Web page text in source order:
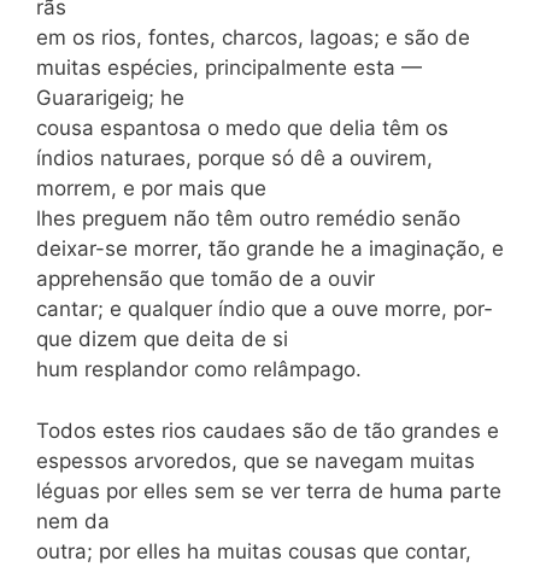
rãs
em os rios, fontes, charcos, lagoas; e são de
mui­tas espécies, principalmente esta —
Guararigeig; he
cousa espantosa o medo que del­ia têm os
índios naturaes, porque só dê a ouvirem,
morrem, e por mais que
lhes pre­guem não têm outro remédio senão
deixar-se morrer, tão grande he a imaginação, e
apprehensão que tomão de a ouvir
cantar; e qualquer índio que a ouve morre, por­
que dizem que deita de si
hum resplandor como relâmpago.
Todos estes rios caudaes são de tão grandes e
espessos arvoredos, que se nave­gam muitas
léguas por elles sem se ver terra de huma parte
nem da
outra; por elles ha muitas cousas que contar,